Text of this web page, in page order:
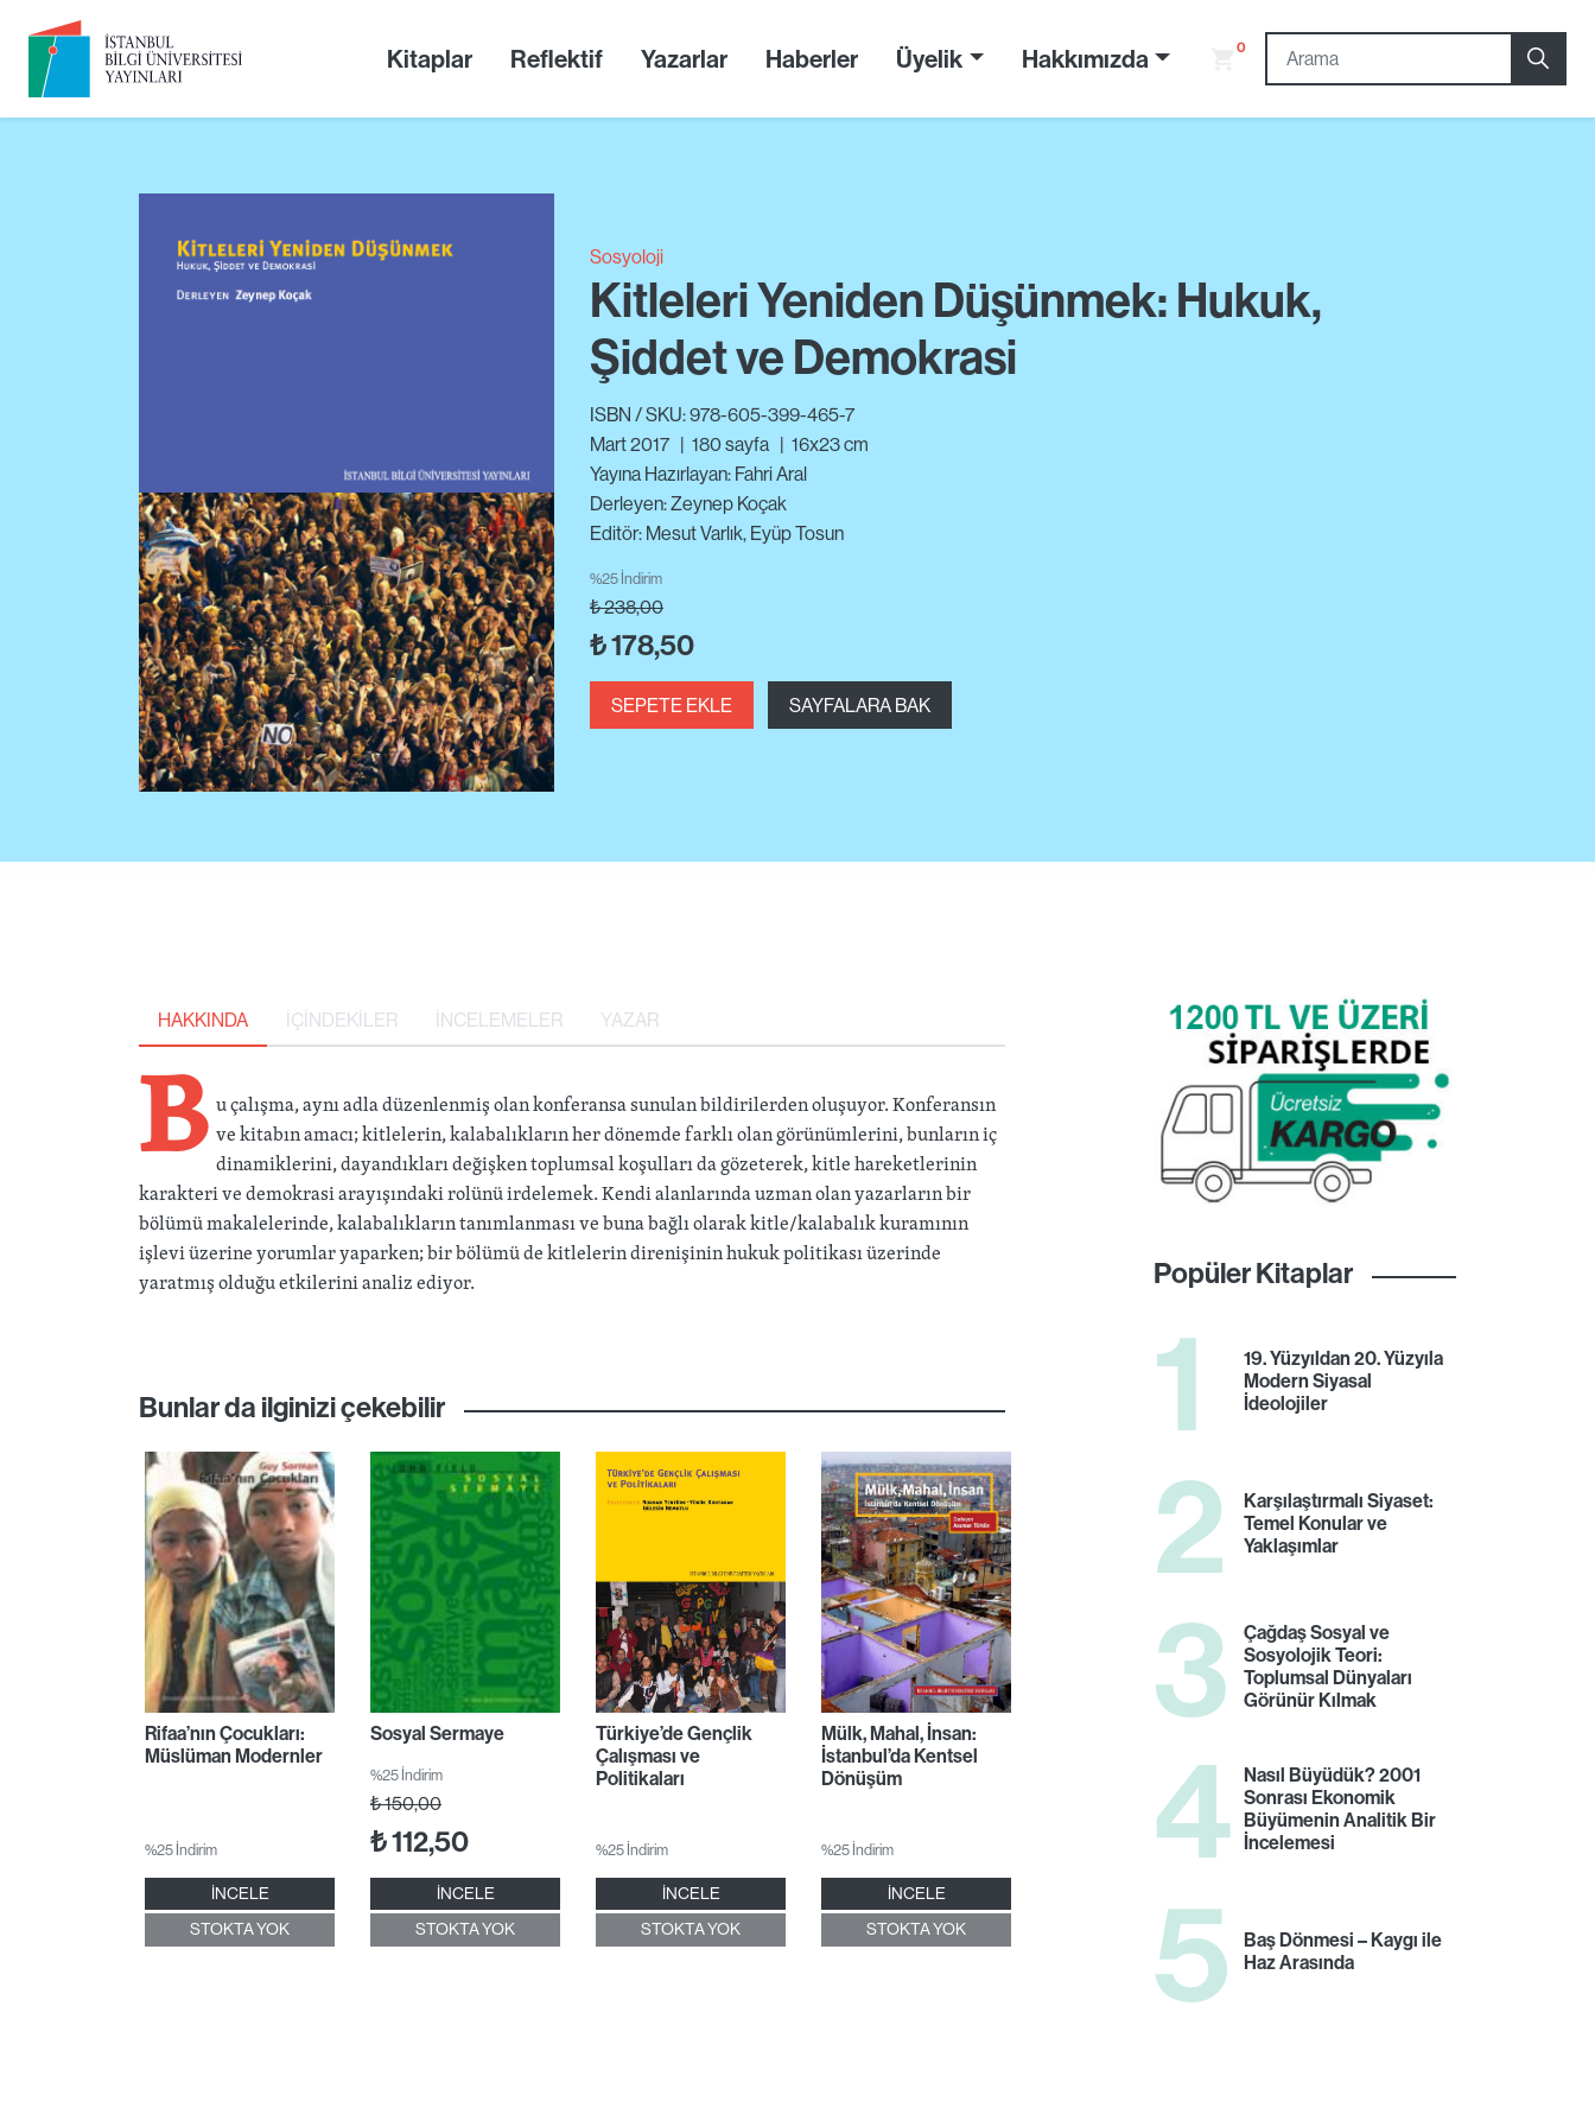
Kitaplar Reflektif Yazarlar Haberler Üyelik Hakkımızda 0
Sosyoloji
Kitleleri Yeniden Düşünmek: Hukuk,
Şiddet ve Demokrasi
ISBN / SKU: 978-605-399-465-7
Mart 2017 | 180sayfa | 16x23 cm
Yayına Hazırlayan: Fahri Aral
Derleyen: Zeynep Koçak
Editör: Mesut Varlık, Eyüp Tosun
%25 İndirim
₺238,00
₺178,50
SEPETE EKLE SAYFALARA BAK
HAKKINDA İÇİNDEKİLER İNCELEMELER YAZAR
Bu çalışma, aynı adla düzenlenmiş olan konferansa sunulan bildirilerden oluşuyor. Konferansın
ve kitabın amacı; kitlelerin, kalabalıkların her dönemde farklı olan görünümlerini, bunların iç
dinamiklerini, dayandıkları değişken toplumsal koşulları da gözeterek, kitle hareketlerinin
karakteri ve demokrasi arayışındaki rolünü irdelemek. Kendi alanlarında uzman olan yazarların bir
bölümü makalelerinde, kalabalıkların tanımlanması ve buna bağlı olarak kitle/kalabalık kuramının
işlevi üzerine yorumlar yaparken; bir bölümü de kitlelerin direnişinin hukuk politikası üzerinde
yaratmış olduğu etkilerini analiz ediyor.
Bunlar da ilginizi çekebilir
Rifaa’nın Çocukları:
Müslüman Modernler
%25 İndirim
İNCELE
STOKTA YOK
Sosyal Sermaye
%25 İndirim
₺150,00
₺112,50
İNCELE
STOKTA YOK
Türkiye’de Gençlik
Çalışması ve
Politikaları
%25 İndirim
İNCELE
STOKTA YOK
Mülk, Mahal, İnsan:
İstanbul’da Kentsel
Dönüşüm
%25 İndirim
İNCELE
STOKTA YOK
Popüler Kitaplar
1
19. Yüzyıldan 20. Yüzyıla
Modern Siyasal
İdeolojiler
2
Karşılaştırmalı Siyaset:
Temel Konular ve
Yaklaşımlar
3
Çağdaş Sosyal ve
Sosyolojik Teori:
Toplumsal Dünyaları
Görünür Kılmak
4 Nasıl Büyüdük? 2001
Sonrası Ekonomik
Büyümenin Analitik Bir
İncelemesi
5
Baş Dönmesi – Kaygı ile
Haz Arasında